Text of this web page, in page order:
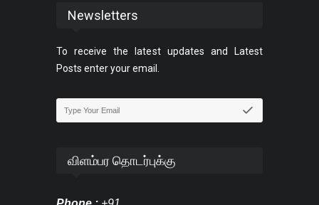
Newsletters
To receive the latest updates and Latest
Posts enter your email.
விளம்பர தொடர்புக்கு